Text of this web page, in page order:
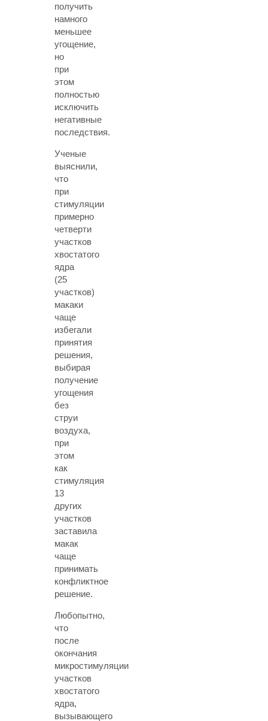
получить
намного
меньшее
угощение,
но
при
этом
полностью
исключить
негативные
последствия.
Ученые
выяснили,
что
при
стимуляции
примерно
четверти
участков
хвостатого
ядра
(25
участков)
макаки
чаще
избегали
принятия
решения,
выбирая
получение
угощения
без
струи
воздуха,
при
этом
как
стимуляция
13
других
участков
заставила
макак
чаще
принимать
конфликтное
решение.
Любопытно,
что
после
окончания
микростимуляции
участков
хвостатого
ядра,
вызывающего